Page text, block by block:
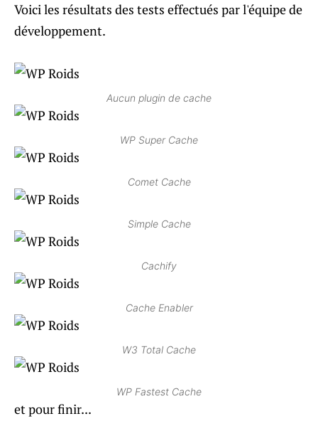
Voici les résultats des tests effectués par l'équipe de
développement.
Aucun plugin de cache
WP Super Cache
Comet Cache
Simple Cache
Cachify
Cache Enabler
W3 Total Cache
WP Fastest Cache
et pour finir...